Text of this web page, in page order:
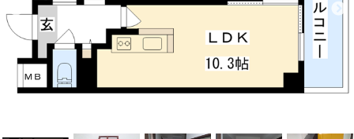
BLOG
RECRUIT
LINE公式アカウント